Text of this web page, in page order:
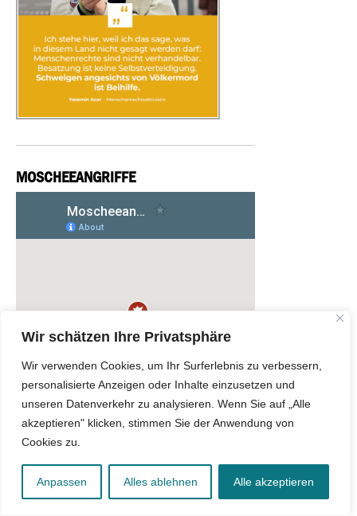
Wir schätzen Ihre Privatsphäre
Wir verwenden Cookies, um Ihr Surferlebnis zu verbessern,
personalisierte Anzeigen oder Inhalte einzusetzen und
unseren Datenverkehr zu analysieren. Wenn Sie auf „Alle
akzeptieren" klicken, stimmen Sie der Anwendung von
Cookies zu.
Anpassen Alles ablehnen Alle akzeptieren
MOSCHEEANGRIFFE